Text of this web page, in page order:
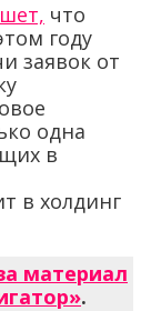
что
году
заявок от
одна
в
в холдинг
материал
.